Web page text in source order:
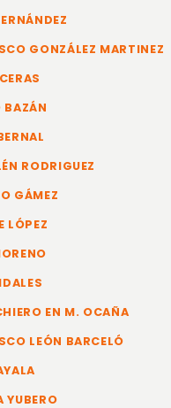
GONZÁLEZ MARTINEZ
BAZÁN
RODRIGUEZ
GÁMEZ
LÓPEZ
EN M. OCAÑA
LEÓN BARCELÓ
YUBERO